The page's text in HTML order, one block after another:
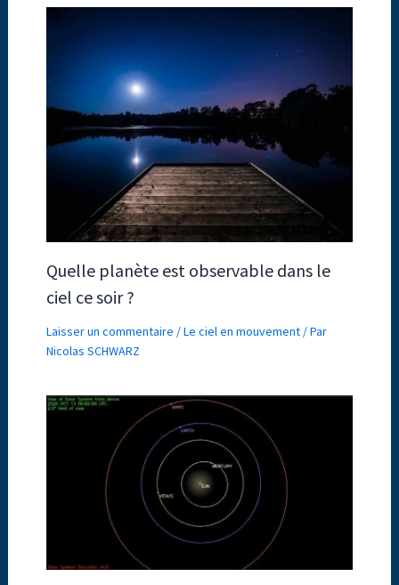
Quelle planète est observable dans le
ciel ce soir ?
Laisser un commentaire /Le ciel en mouvement/ Par
Nicolas SCHWARZ